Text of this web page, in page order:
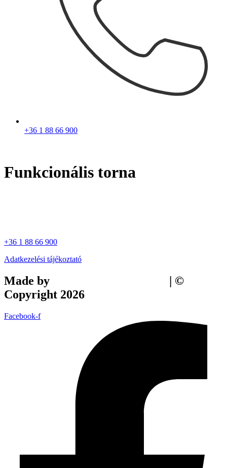
+36 1 88 66 900
Funkcionális torna
+36 1 88 66 900
Adatkezelési tájékoztató
Made by
| ©
Copyright 2026
Facebook-f